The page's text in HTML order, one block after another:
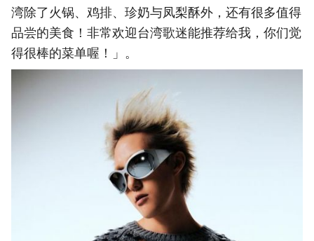
湾除了火锅、鸡排、珍奶与凤梨酥外，还有很多值得
品尝的美食！非常欢迎台湾歌迷能推荐给我，你们觉
得很棒的菜单喔！」。